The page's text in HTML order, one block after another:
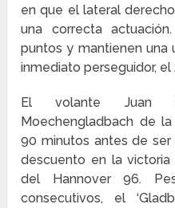
en que el lateral
una correcta
puntos y mantienen una
inmediato perseguidor,
El volante Juan
Moechengladbach de
90 minutos antes de
descuento en la
del Hannover 96.
consecutivos, el